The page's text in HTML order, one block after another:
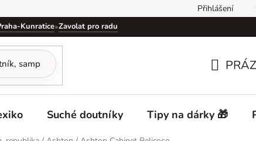
Podmínky ochrany osobních údajů
Přihlášení
Kunratice•Zavolat pro radu
KOŠÍK
Suché doutníky Tipy na dárky 🎁